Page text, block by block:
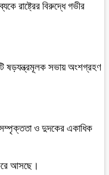
রাষ্ট্রের বিরুদ্ধে গভীর
ষড়যন্ত্রমূলক সভায় অংশগ্রহণ
সম্পৃক্ততা ও দুদকের একাধিক
আসছে।